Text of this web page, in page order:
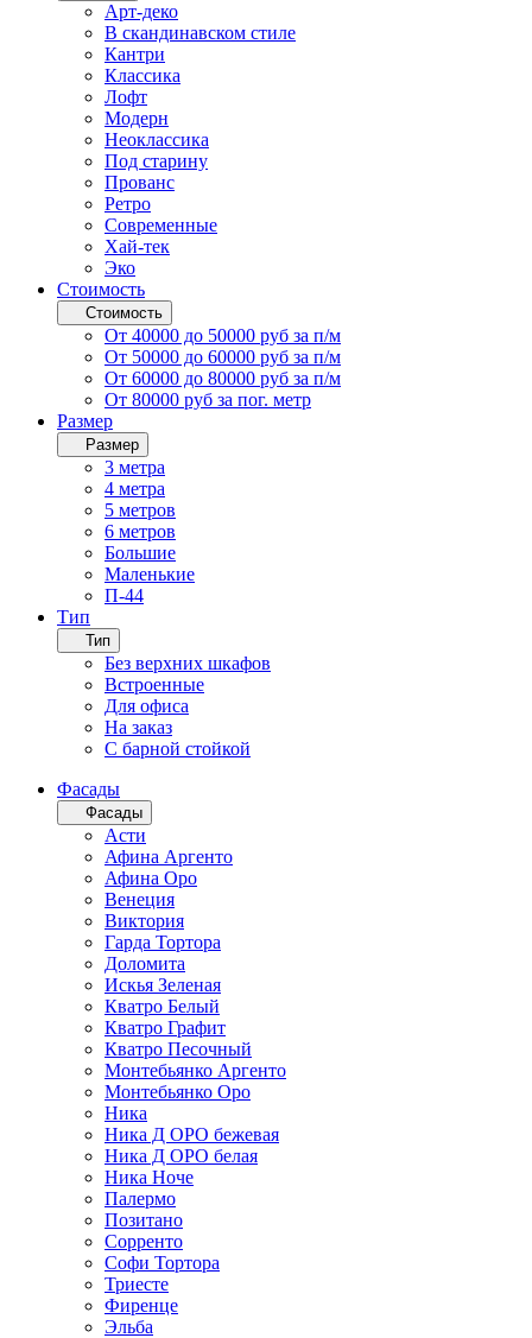
Арт-деко
В скандинавском стиле
Кантри
Классика
Лофт
Модерн
Неоклассика
Под старину
Прованс
Ретро
Современные
Хай-тек
Эко
Стоимость
Стоимость
От 40000 до 50000 руб за п/м
От 50000 до 60000 руб за п/м
От 60000 до 80000 руб за п/м
От 80000 руб за пог. метр
Размер
Размер
3 метра
4 метра
5 метров
6 метров
Большие
Маленькие
П-44
Тип
Тип
Без верхних шкафов
Встроенные
Для офиса
На заказ
С барной стойкой
Фасады
Фасады
Асти
Афина Аргенто
Афина Оро
Венеция
Виктория
Гарда Тортора
Доломита
Искья Зеленая
Кватро Белый
Кватро Графит
Кватро Песочный
Монтебьянко Аргенто
Монтебьянко Оро
Ника
Ника Д ОРО бежевая
Ника Д ОРО белая
Ника Ноче
Палермо
Позитано
Сорренто
Софи Тортора
Триесте
Фиренце
Эльба